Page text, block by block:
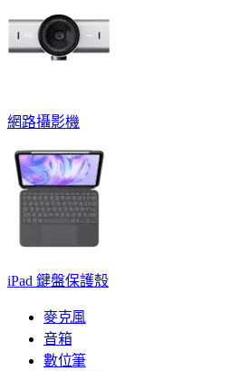
網路攝影機
iPad 鍵盤保護殼
麥克風
音箱
數位筆